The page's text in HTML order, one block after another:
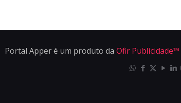
Portal Apper é um produto da Ofir Publicidade™